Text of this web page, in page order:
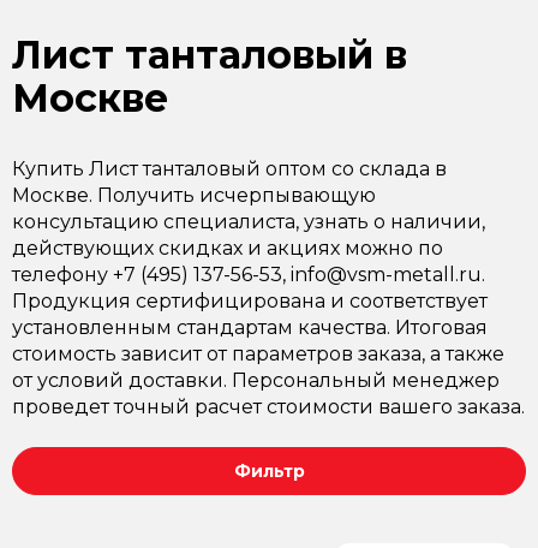
Лист танталовый в
Москве
Купить Лист танталовый оптом со склада в
Москве. Получить исчерпывающую
консультацию специалиста, узнать о наличии,
действующих скидках и акциях можно по
телефону +7 (495) 137-56-53, info@vsm-metall.ru.
Продукция сертифицирована и соответствует
установленным стандартам качества. Итоговая
стоимость зависит от параметров заказа, а также
от условий доставки. Персональный менеджер
проведет точный расчет стоимости вашего заказа.
Фильтр